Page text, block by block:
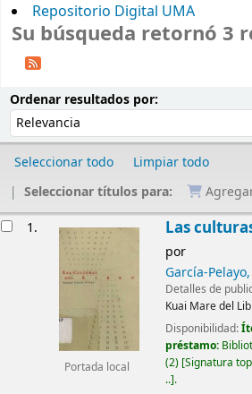
Repositorio Digital UMA
Su búsqueda retornó 3
Ordenar resultados por:
Seleccionar todo
Limpiar todo
Seleccionar títulos para:
1.
Portada local
Las
por
García-
Detalles de
Kuai Mare del
Disponibilidad:
préstamo:
(2) Signatura
.. .